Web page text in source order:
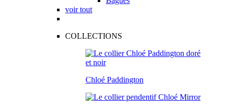
voir tout
COLLECTIONS
Chloé Paddington